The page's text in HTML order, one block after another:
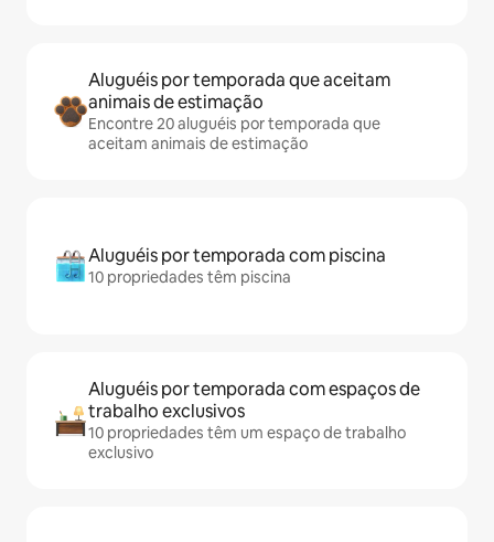
Aluguéis por temporada que aceitam
animais de estimação
Encontre 20 aluguéis por temporada que
aceitam animais de estimação
Aluguéis por temporada com piscina
10 propriedades têm piscina
Aluguéis por temporada com espaços de
trabalho exclusivos
10 propriedades têm um espaço de trabalho
exclusivo